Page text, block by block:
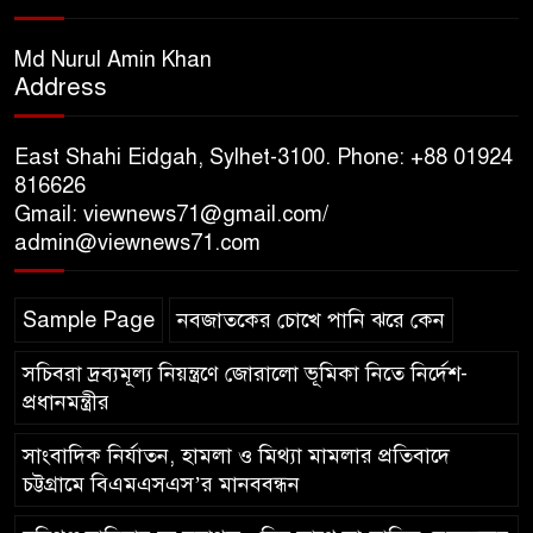
গভীর শ্রদ্ধা নিবেদন
শতাংশই সিলেটি
হাসপাতালে ৩৫১ জন
Md Nurul Amin Khan
Address
East Shahi Eidgah, Sylhet-3100. Phone: +88 01924
816626
Gmail: viewnews71@gmail.com/
admin@viewnews71.com
Sample Page নবজাতকের চোখে পানি ঝরে কেন
সচিবরা দ্রব্যমূল্য নিয়ন্ত্রণে জোরালো ভূমিকা নিতে নির্দেশ-
প্রধানমন্ত্রীর
সাংবাদিক নির্যাতন, হামলা ও মিথ্যা মামলার প্রতিবাদে
চট্টগ্রামে বিএমএসএস’র মানববন্ধন